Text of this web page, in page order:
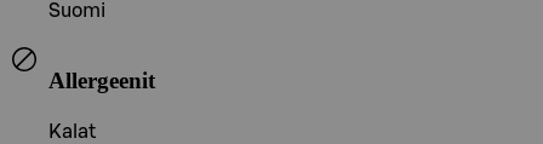
Suomi
Allergeenit
Kalat